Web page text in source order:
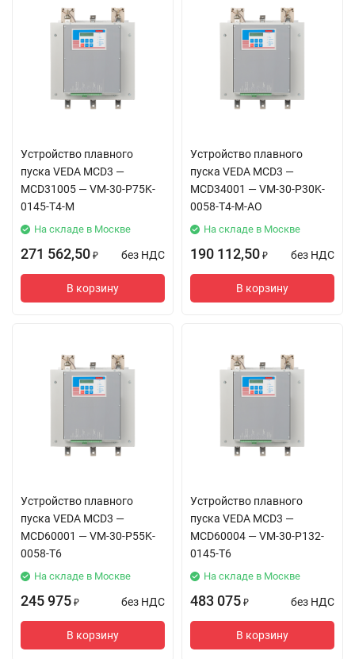
Устройство плавного
пуска VEDA MCD3 —
MCD31005 — VM-30-P75K-
0145-T4-M
На складе в Москве
271 562,50 ₽ без НДС
В корзину
Устройство плавного
пуска VEDA MCD3 —
MCD34001 — VM-30-P30K-
0058-T4-M-AO
На складе в Москве
190 112,50 ₽ без НДС
В корзину
Устройство плавного
пуска VEDA MCD3 —
MCD60001 — VM-30-P55K-
0058-T6
На складе в Москве
245 975 ₽ без НДС
В корзину
Устройство плавного
пуска VEDA MCD3 —
MCD60004 — VM-30-P132-
0145-T6
На складе в Москве
483 075 ₽ без НДС
В корзину